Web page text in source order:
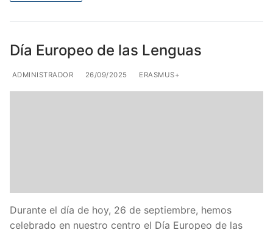
Día Europeo de las Lenguas
ADMINISTRADOR 26/09/2025 ERASMUS+
Durante el día de hoy, 26 de septiembre, hemos
celebrado en nuestro centro el Día Europeo de las